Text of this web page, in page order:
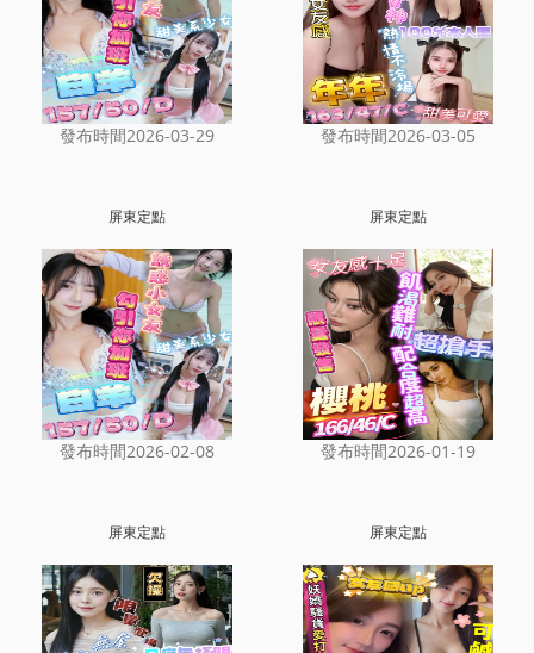
發布時間2026-03-29 發布時間2026-03-05
屏東定點
發布時間2026-02-08
屏東定點
發布時間2026-01-19
屏東定點 屏東定點